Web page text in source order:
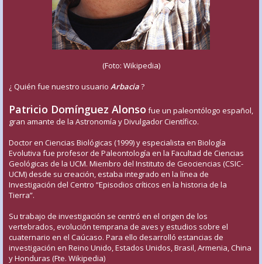
(Foto: Wikipedia)
¿ Quién fue nuestro usuario Arbacia?
Patricio Domínguez Alonso fue un paleontólogo español,
gran amante de la Astronomía y Divulgador Científico.
Doctor en Ciencias Biológicas (1999) y especialista en Biología
Evolutiva fue profesor de Paleontología en la Facultad de Ciencias
Geológicas de la UCM. Miembro del Instituto de Geociencias (CSIC-
UCM) desde su creación, estaba integrado en la línea de
Investigación del Centro “Episodios críticos en la historia de la
Tierra”.
Su trabajo de investigación se centró en el origen de los
vertebrados, evolución temprana de aves y estudios sobre el
cuaternario en el Caúcaso. Para ello desarrolló estancias de
investigación en Reino Unido, Estados Unidos, Brasil, Armenia, China
y Honduras (Fte. Wikipedia)